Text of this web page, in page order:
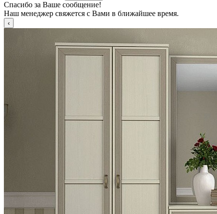
Спасибо за Ваше сообщение!
Наш менеджер свяжется с Вами в ближайшее время.